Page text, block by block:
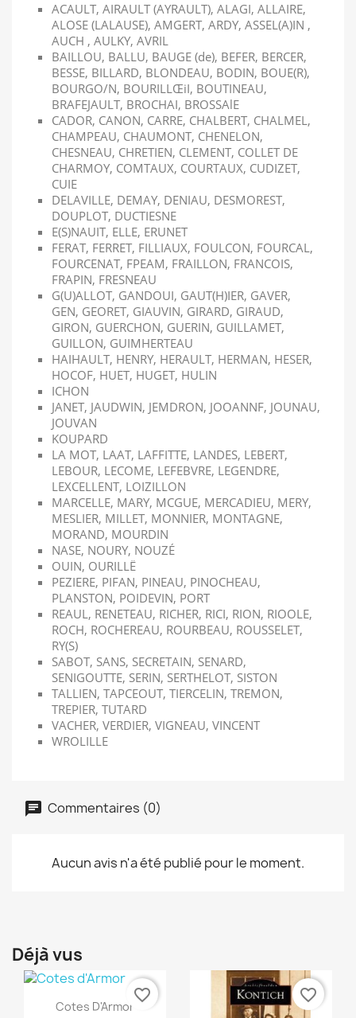
ACAULT, AIRAULT (AYRAULT), ALAGI, ALLAIRE,
ALOSE (LALAUSE), AMGERT, ARDY, ASSEL(A)IN ,
AUCH , AULKY, AVRIL
BAILLOU, BALLU, BAUGE (de), BEFER, BERCER,
BESSE, BILLARD, BLONDEAU, BODIN, BOUE(R),
BOURGO/N, BOURILLŒiI, BOUTINEAU,
BRAFEJAULT, BROCHAI, BROSSAlE
CADOR, CANON, CARRE, CHALBERT, CHALMEL,
CHAMPEAU, CHAUMONT, CHENELON,
CHESNEAU, CHRETIEN, CLEMENT, COLLET DE
CHARMOY, COMTAUX, COURTAUX, CUDIZET,
CUIE
DELAVILLE, DEMAY, DENIAU, DESMOREST,
DOUPLOT, DUCTIESNE
E(S)NAUIT, ELLE, ERUNET
FERAT, FERRET, FILLIAUX, FOULCON, FOURCAL,
FOURCENAT, FPEAM, FRAILLON, FRANCOIS,
FRAPIN, FRESNEAU
G(U)ALLOT, GANDOUI, GAUT(H)IER, GAVER,
GEN, GEORET, GIAUVIN, GIRARD, GIRAUD,
GIRON, GUERCHON, GUERIN, GUILLAMET,
GUILLON, GUIMHERTEAU
HAIHAULT, HENRY, HERAULT, HERMAN, HESER,
HOCOF, HUET, HUGET, HULIN
ICHON
JANET, JAUDWIN, JEMDRON, JOOANNF, JOUNAU,
JOUVAN
KOUPARD
LA MOT, LAAT, LAFFITTE, LANDES, LEBERT,
LEBOUR, LECOME, LEFEBVRE, LEGENDRE,
LEXCELLENT, LOIZILLON
MARCELLE, MARY, MCGUE, MERCADIEU, MERY,
MESLIER, MILLET, MONNIER, MONTAGNE,
MORAND, MOURDIN
NASE, NOURY, NOUZÉ
OUIN, OURILLË
PEZIERE, PIFAN, PINEAU, PINOCHEAU,
PLANSTON, POIDEVIN, PORT
REAUL, RENETEAU, RICHER, RICI, RION, RIOOLE,
ROCH, ROCHEREAU, ROURBEAU, ROUSSELET,
RY(S)
SABOT, SANS, SECRETAIN, SENARD,
SENIGOUTTE, SERIN, SERTHELOT, SISTON
TALLIEN, TAPCEOUT, TIERCELIN, TREMON,
TREPIER, TUTARD
VACHER, VERDIER, VIGNEAU, VINCENT
WROLILLE
Commentaires (0)
Aucun avis n'a été publié pour le moment.
Déjà vus
Aperçu rapide
Cotes D'Armor
favorite_border favorite_border